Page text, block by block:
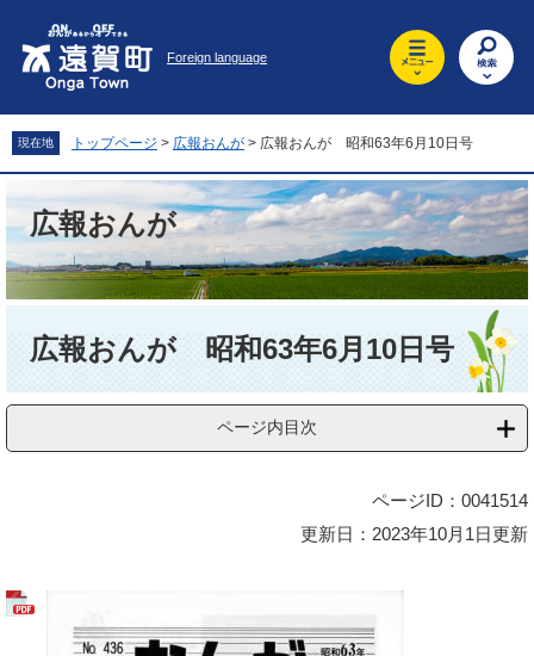
先
頭
を
飛
文
へ
Foreign language
現在地 トップページ > 広報おんが > 広報おんが 昭和63年6月10日号
広報おんが
広報おんが 昭和63年6月10日号
ページ内目次
ページID：0041514
更新日：2023年10月1日更新